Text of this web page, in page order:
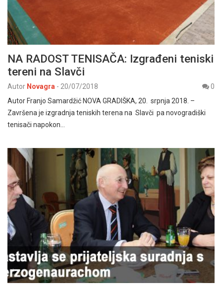
NA RADOST TENISAČA: Izgrađeni teniski
tereni na Slavči
Autor Novagra - 20/07/2018
0
Autor Franjo Samardžić NOVA GRADIŠKA, 20. srpnja 2018. –
Završena je izgradnja teniskih terena na Slavči pa novogradiški
tenisači napokon…